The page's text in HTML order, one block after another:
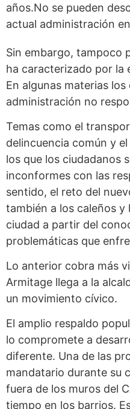
años.No se pueden
actual administración
Sin embargo, tampoco
ha caracterizado por la
En algunas materias
administración no
Temas como el
delincuencia común y
los que los ciudadanos
inconformes con las
sentido, el reto del
también a los caleños
ciudad a partir del
problemáticas que
Lo anterior cobra más
Armitage llega a la
un movimiento cívico.
El amplio respaldo
lo compromete a
diferente. Una de las
mandatario durante su
fuera de los muros del
tiempo en los barrios.